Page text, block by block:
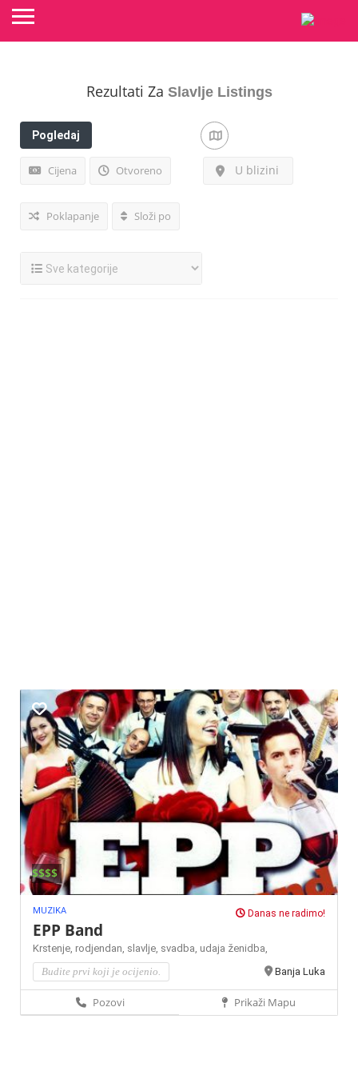
Rezultati Za Slavlje Listings
Pogledaj
Cijena Otvoreno U blizini
Poklapanje Složi po
$$$$
MUZIKA Danas ne radimo!
EPP Band
Krstenje, rodjendan, slavlje, svadba, udaja ženidba,
Budite prvi koji je ocijenio.
Banja Luka
Pozovi Prikaži Mapu